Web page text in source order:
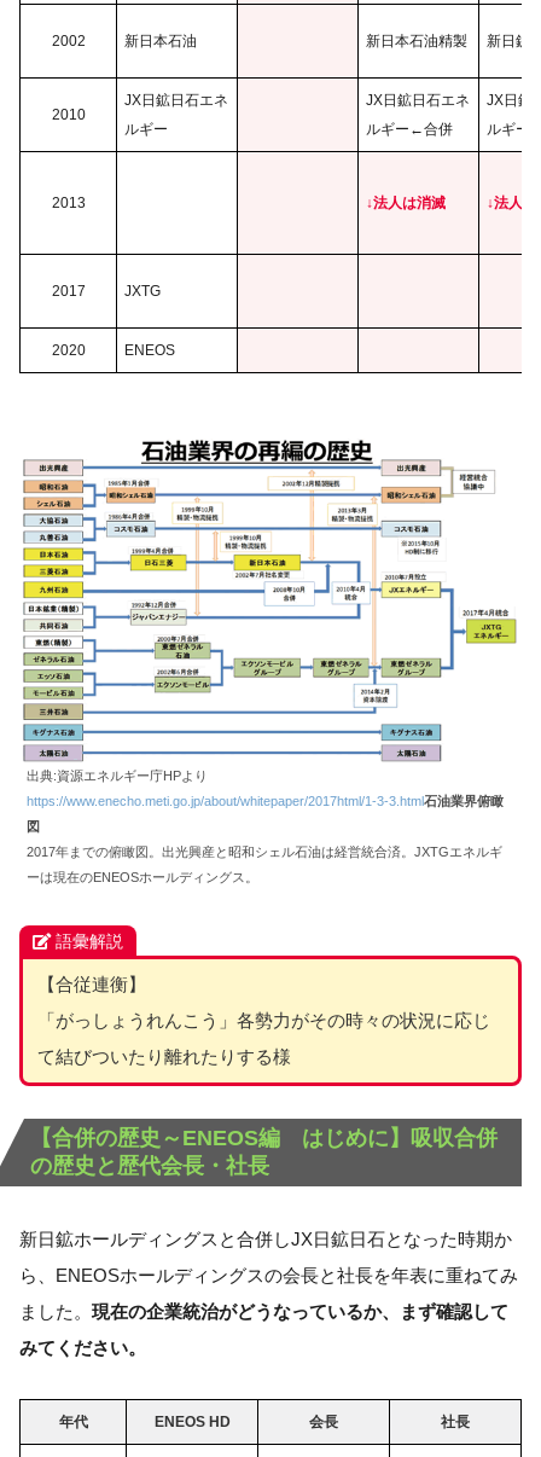
2002 新日本石油 新日本石油精製 新日鉱
2010
JX日鉱日石エネ
ルギー
JX日鉱日石エネ
ルギー←合併
JX日鉱
ルギー
2013 ↓法人は消滅 ↓法人は
2017 JXTG
2020 ENEOS
出典:資源エネルギー庁HPより
https://www.enecho.meti.go.jp/about/whitepaper/2017html/1-3-3.html石油業界俯瞰
図
2017年までの俯瞰図。出光興産と昭和シェル石油は経営統合済。JXTGエネルギ
ーは現在のENEOSホールディングス。
語彙解説
【合従連衡】
「がっしょうれんこう」各勢力がその時々の状況に応じ
て結びついたり離れたりする様
【合併の歴史～ENEOS編 はじめに】吸収合併
の歴史と歴代会長・社長
新日鉱ホールディングスと合併しJX日鉱日石となった時期か
ら、ENEOSホールディングスの会長と社長を年表に重ねてみ
ました。 現在の企業統治がどうなっているか、まず確認して
みてください。
年代 ENEOS HD 会長 社長